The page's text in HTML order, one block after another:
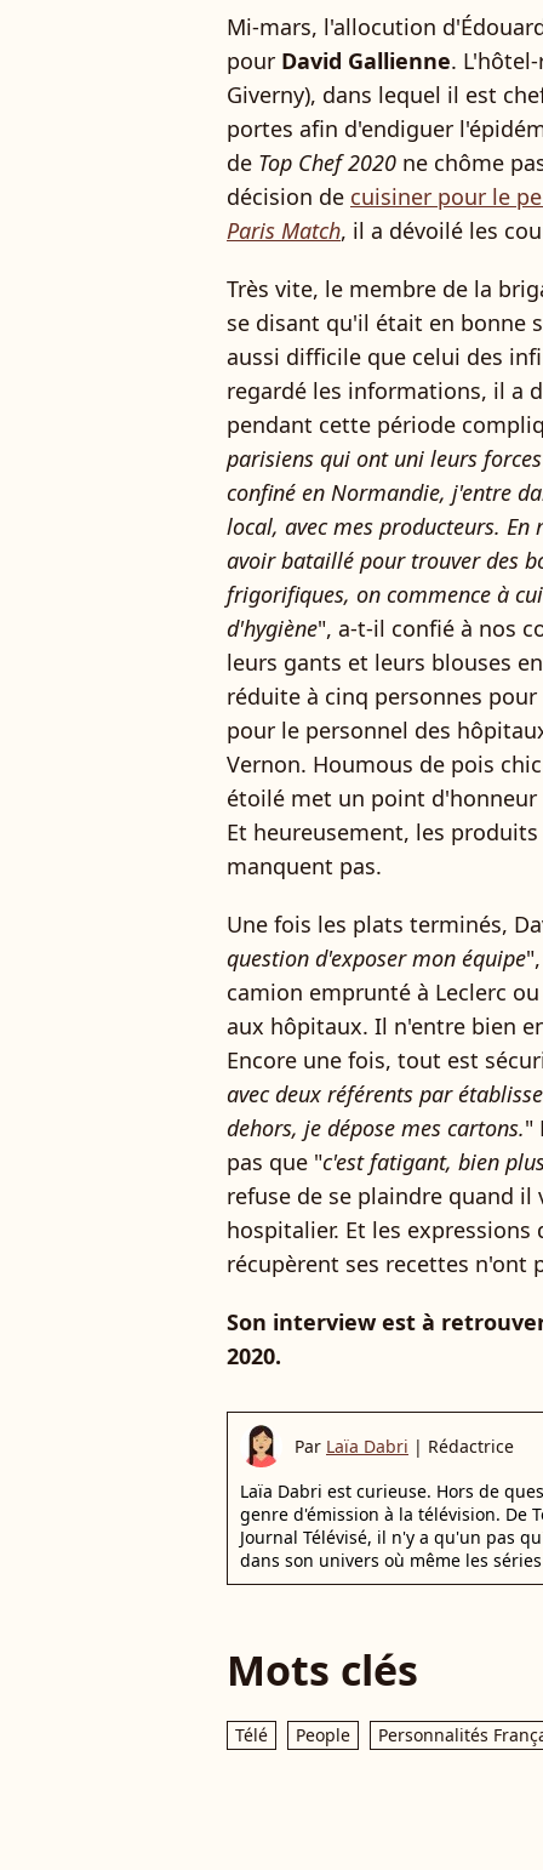
Mi-mars, l'allocution
pour David Gallienne.
Giverny), dans lequel il est
portes afin d'endiguer
de Top Chef 2020 ne chôme
décision de cuisiner pour le
Paris Match, il a dévoilé les
Très vite, le membre de la
se disant qu'il était en bonne
aussi difficile que celui des
regardé les informations, il a
pendant cette période
parisiens qui ont uni leurs
confiné en Normandie, j'entre
local, avec mes producteurs.
avoir bataillé pour trouver des
frigorifiques, on commence à
d'hygiène", a-t-il confié à nos
leurs gants et leurs blouses
réduite à cinq personnes
pour le personnel des
Vernon. Houmous de pois
étoilé met un point
Et heureusement, les
manquent pas.
Une fois les plats terminés,
question d'exposer mon équipe
camion emprunté à Leclerc
aux hôpitaux. Il n'entre bien
Encore une fois, tout est
avec deux référents par
dehors, je dépose mes cartons."
pas que "c'est fatigant, bien
refuse de se plaindre quand
hospitalier. Et les
récupèrent ses recettes n'ont
Son interview est à
2020.
Par Laïa Dabri | Rédactrice
Laïa Dabri est curieuse. Hors de
genre d'émission à la télévision. De
Journal Télévisé, il n'y a qu'un pas
dans son univers où même les
Mots clés
Télé People Personnalités